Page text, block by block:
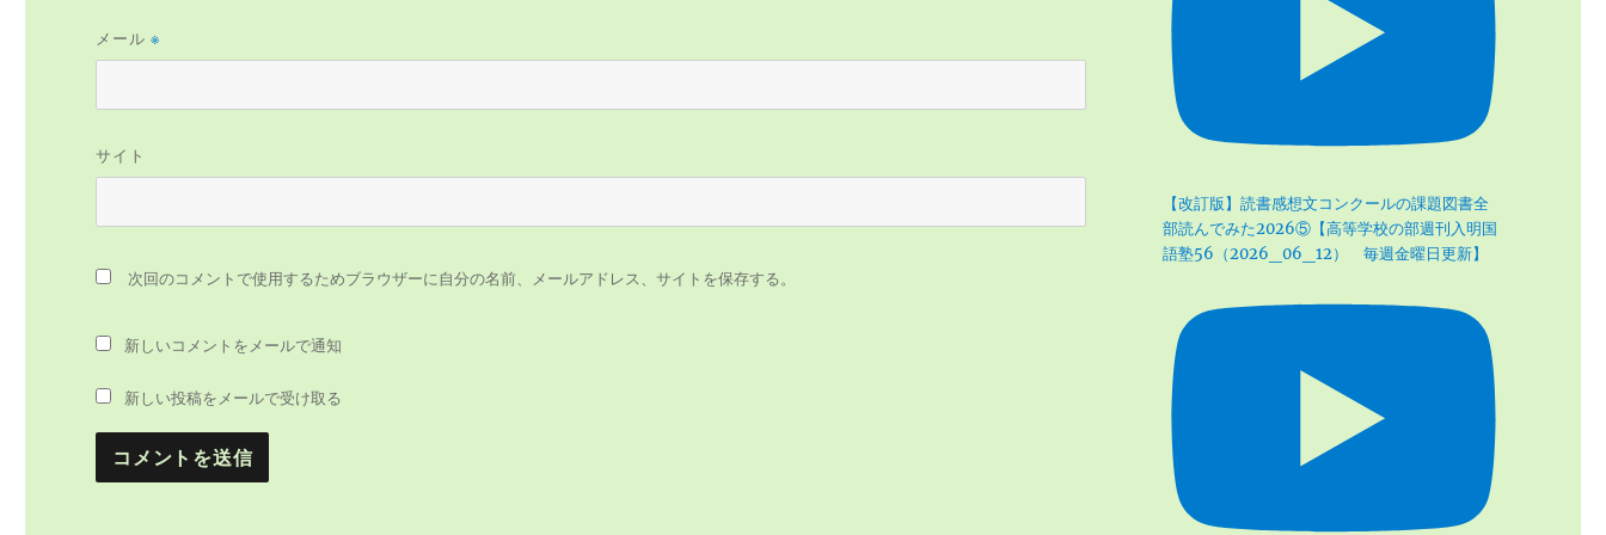
メール※
サイト
次回のコメントで使用するためブラウザーに自分の名前、メールアドレス、サイトを保存する。
新しいコメントをメールで通知
新しい投稿をメールで受け取る
【改訂版】読書感想文コンクールの課題図書全
部読んでみた2026⑤【高等学校の部週刊入明国
語塾56（2026_06_12） 毎週金曜日更新】